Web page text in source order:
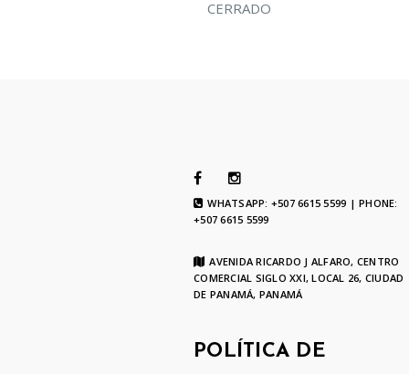
CERRADO
WHATSAPP: +507 6615 5599 | PHONE:
+507 6615 5599
AVENIDA RICARDO J ALFARO, CENTRO
COMERCIAL SIGLO XXI, LOCAL 26, CIUDAD
DE PANAMÁ, PANAMÁ
POLÍTICA DE